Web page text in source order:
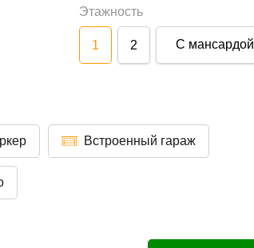
Этажность
1 2 С мансардой
Встроенный гараж